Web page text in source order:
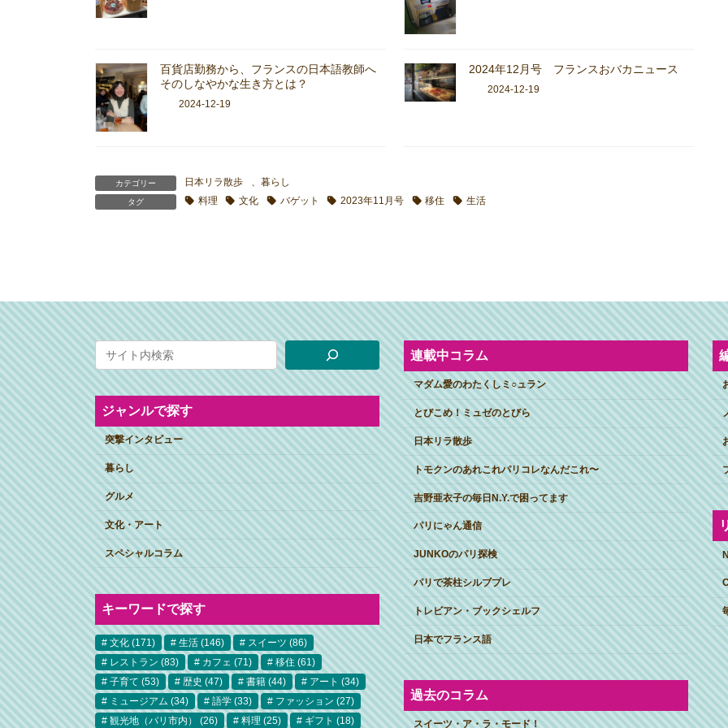
百貨店勤務から、フランスの日本語教師へ
そのしなやかな生き方とは？
2024-12-19
2024年12月号 フランスおバカニュース
2024-12-19
カテゴリー 日本リラ散歩 暮らし
タグ 料理 文化 バゲット 2023年11月号 移住 生活
ジャンルで探す
突撃インタビュー
暮らし
グルメ
文化・アート
スペシャルコラム
キーワードで探す
文化 (171) 生活 (146) スイーツ (86)
レストラン (83) カフェ (71) 移住 (61)
子育て (53) 歴史 (47) 書籍 (44) アート (34)
ミュージアム (34) 語学 (33) ファッション (27)
観光地（パリ市内）
(26) 料理 (25) ギフト (18)
連載中コラム
マダム愛のわたくしミ○ュラン
とびこめ！ミュゼのとびら
日本リラ散歩
トモクンのあれこれパリコレなんだこれ〜
吉野亜衣子の毎日N.Y.で困ってます
パリにゃん通信
JUNKOのパリ探検
パリで茶柱シルブプレ
トレビアン・ブックシェルフ
日本でフランス語
過去のコラム
スイーツ・ア・ラ・モード！